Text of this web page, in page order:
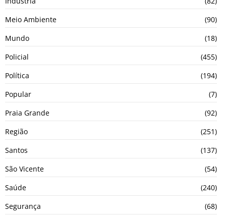
Meio Ambiente
(90)
Mundo
(18)
Policial
(455)
Política
(194)
Popular
(7)
Praia Grande
(92)
Região
(251)
Santos
(137)
São Vicente
(54)
Saúde
(240)
Segurança
(68)